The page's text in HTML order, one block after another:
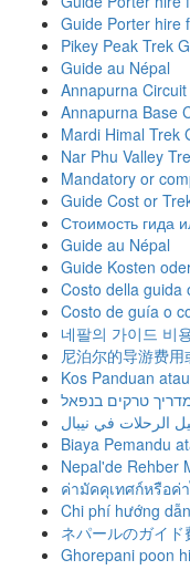
Guide Porter hire
Pikey Peak Trek
Guide au Népal
Annapurna
Annapurna Base
Mardi Himal Trek
Nar Phu Valley
Mandatory or
Guide Cost or
Стоимость гида
Guide au Népal
Guide Kosten
Costo della guida
Costo de guía o
네팔의 가이드 비
尼泊尔的导游费
Kos Panduan
טרקים בנפאל
Biaya Pemandu
Nepal'de Rehber
ค่ามัคคุเทศก์หรือค่
Chi phí hướng
ネパールのガイ
Ghorepani poon